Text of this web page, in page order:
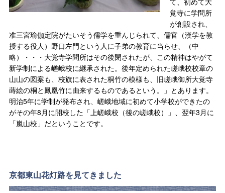
覚寺に学問所
が創設され、
准三宮瑜伽定院がたいそう儒学を重んじられて、儒官（漢学を教
授する役人）野口左門という人に子弟の教育に当らせ、（中
略）・・・大覚寺学問所はその後閉されたが、この精神はやがて
新学制による嵯峨校に継承された。後年定められた嵯峨校校章の
山山の図案も、校旗に表された桐竹の模様も、旧嵯峨御所大覚寺
蒔絵の桐と鳳凰竹に由来するものであるという。」とあります。
明治5年に学制が発布され、嵯峨地域に初めて小学校ができたの
がその年8月に開校した「上嵯峨校（後の嵯峨校）」、翌年3月に
「嵐山校」だということです。
京都東山花灯路を見てきました